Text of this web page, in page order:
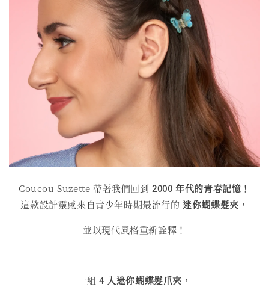
Coucou Suzette 帶著我們回到 2000 年代的青春記憶 ！
這款設計靈感來自青少年時期最流行的 迷你蝴蝶髮夾 ，
並以現代風格重新詮釋！
一組4 入迷你蝴蝶髮爪夾 ，